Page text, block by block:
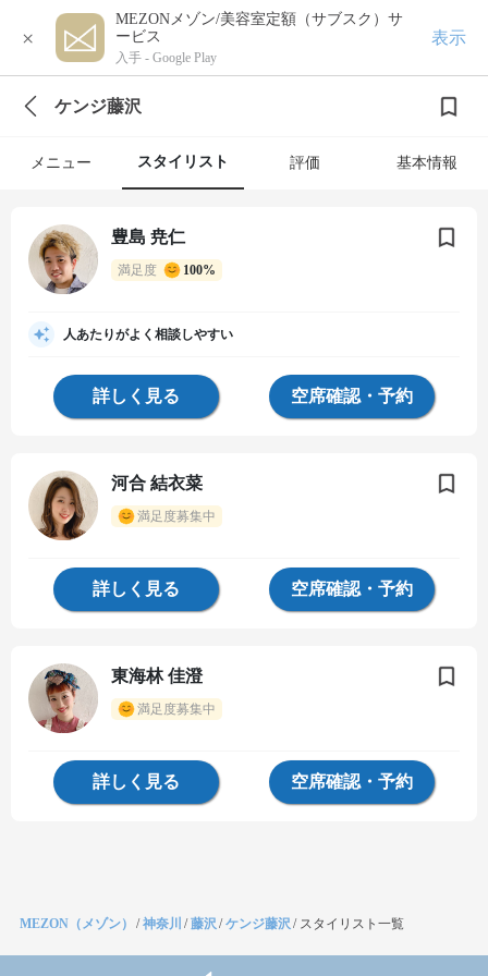
×
MEZONメゾン/美容室定額（サブスク）サ
ービス
入手 - Google Play
表示
ケンジ藤沢
メニュー スタイリスト 評価 基本情報
豊島 尭仁
満足度 100%
人あたりがよく相談しやすい
詳しく見る 空席確認・予約
河合 結衣菜
満足度募集中
詳しく見る 空席確認・予約
東海林 佳澄
満足度募集中
詳しく見る 空席確認・予約
MEZON（メゾン） /神奈川 /藤沢 /ケンジ藤沢 / スタイリスト一覧